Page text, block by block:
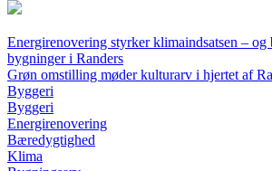
Energirenovering styrker klimaindsatsen – og
bygninger i Randers
Grøn omstilling møder kulturarv i hjertet af
Byggeri
Byggeri
Energirenovering
Bæredygtighed
Klima